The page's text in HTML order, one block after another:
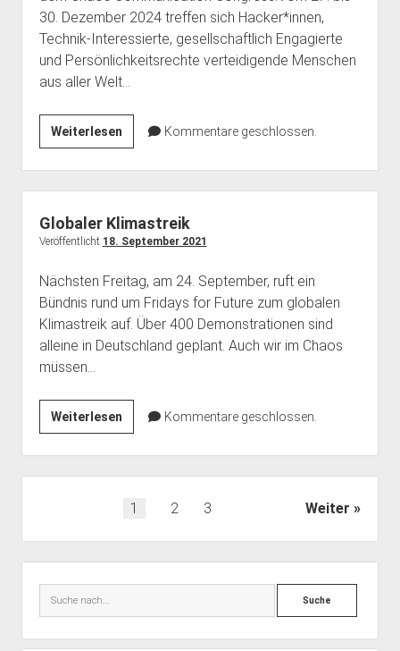
30. Dezember 2024 treffen sich Hacker*innen,
Technik-Interessierte, gesellschaftlich Engagierte
und Persönlichkeitsrechte verteidigende Menschen
aus aller Welt…
WeiterlesenHaecksen
auf
dem
38C3
Kommentare geschlossen.
Globaler Klimastreik
Veröffentlicht 18. September 2021
Nächsten Freitag, am 24. September, ruft ein
Bündnis rund um Fridays for Future zum globalen
Klimastreik auf. Über 400 Demonstrationen sind
alleine in Deutschland geplant. Auch wir im Chaos
müssen…
WeiterlesenGlobaler
Klimastreik
Kommentare geschlossen.
Seitennummerierung
1 2 3 Weiter
Suche